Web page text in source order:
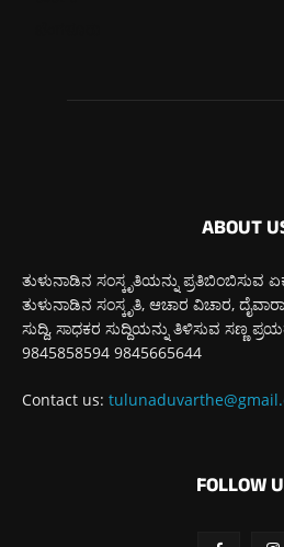
ABOUT
ತುಳುನಾಡಿನ ಸಂಸ್ಕೃತಿಯನ್ನು ಪ್ರತಿಬಿಂಬಿಸುವ
ತುಳುನಾಡಿನ ಸಂಸ್ಕೃತಿ, ಆಚಾರ ವಿಚಾರ,
ಸುದ್ದಿ, ಸಾಧಕರ ಸುದ್ದಿಯನ್ನು ತಿಳಿಸುವ ಸಣ್ಣ
9845858594 9845665644
Contact us:
FOLLOW